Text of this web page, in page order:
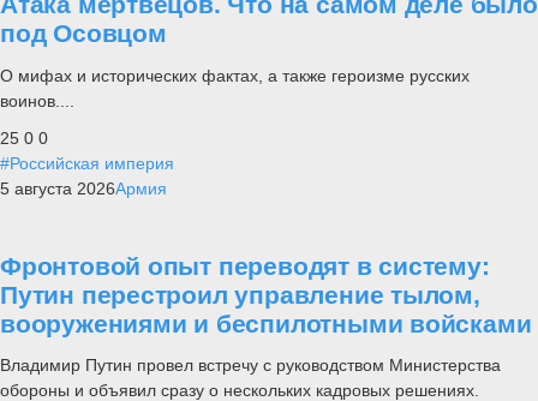
под Осовцом
О мифах и исторических фактах, а также героизме русских
воинов....
25 0 0
#Российская империя
5 августа 2026Армия
Фронтовой опыт переводят в систему:
Путин перестроил управление тылом,
вооружениями и беспилотными войсками
Владимир Путин провел встречу с руководством Министерства
обороны и объявил сразу о нескольких кадровых решениях.